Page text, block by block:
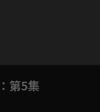
：第5集